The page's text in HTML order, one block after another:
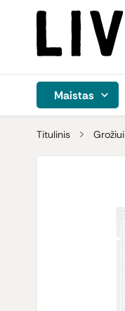
Maistas
Titulinis Grožiui